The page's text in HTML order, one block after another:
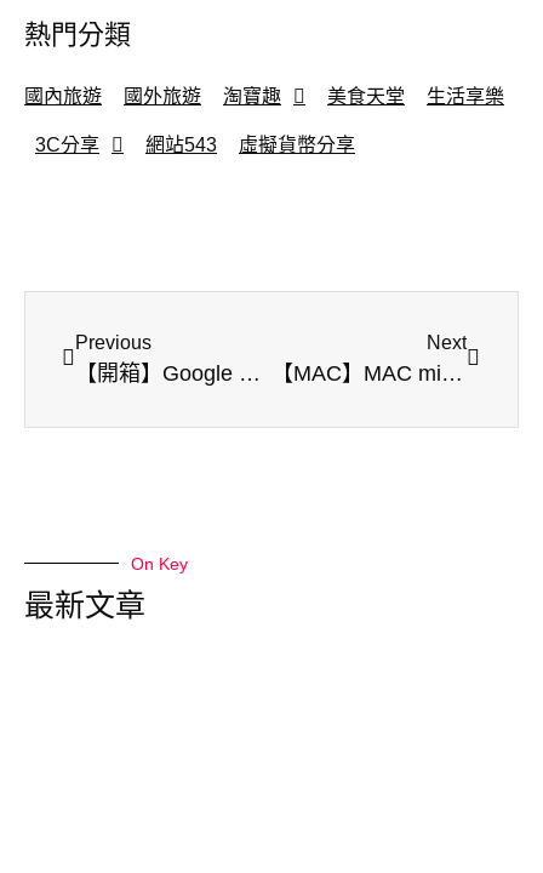
熱門分類
國內旅遊 國外旅遊 淘寶趣 美食天堂 生活享樂
3C分享 網站543 虛擬貨幣分享
Previous
【開箱】Google Nest Mini 2 智慧音箱 | 藍牙音響 | 隨行音樂
Next
【MAC】MAC mini M4 | 開箱文 |陸版百億補助價
On Key
最新文章